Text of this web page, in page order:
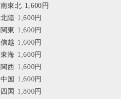
南東北 1,600円
北陸 1,600円
関東 1,600円
信越 1,600円
東海 1,600円
関西 1,600円
中国 1,600円
四国 1,800円